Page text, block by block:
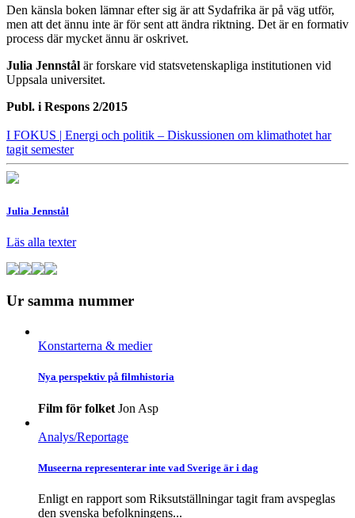
Den känsla boken lämnar efter sig är att Sydafrika är på väg utför,
men att det ännu inte är för sent att ändra riktning. Det är en formativ
process där mycket ännu är oskrivet.
Julia Jennstål är forskare vid statsvetenskapliga institutionen vid
Uppsala universitet.
Publ. iRespons 2/2015
I FOKUS | Energi och politik – Diskussionen om klimathotet har
tagit semester
Julia Jennstål
Läs alla texter
Ur samma nummer
Konstarterna & medier
Nya perspektiv på filmhistoria
Film för folket Jon Asp
Analys/Reportage
Museerna representerar inte vad Sverige är i dag
Enligt en rapport som Riksutställningar tagit fram avspeglas
den svenska befolkningens...